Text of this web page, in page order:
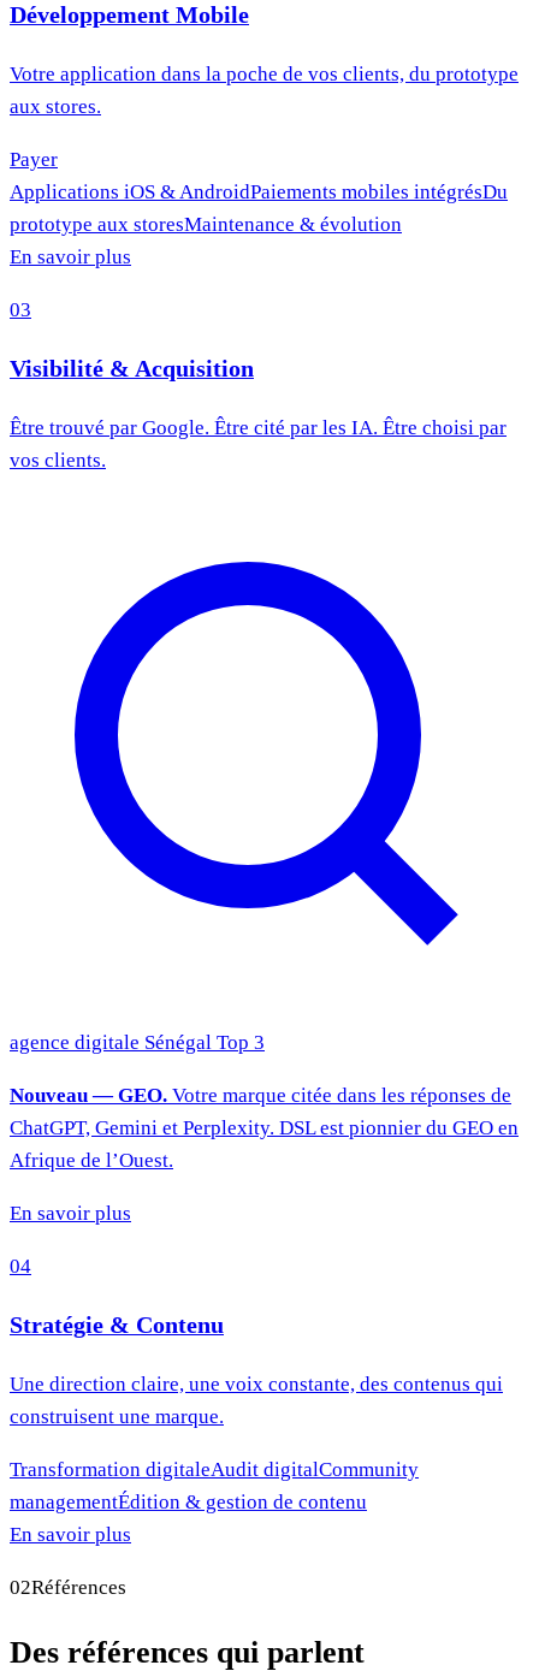
Développement Mobile
Votre application dans la poche de vos clients, du prototype
aux stores.
Payer
Applications iOS & AndroidPaiements mobiles intégrésDu
prototype aux storesMaintenance & évolution
En savoir plus
03
Visibilité & Acquisition
Être trouvé par Google. Être cité par les IA. Être choisi par
vos clients.
agence digitale Sénégal Top 3
Nouveau — GEO. Votre marque citée dans les réponses de
ChatGPT, Gemini et Perplexity. DSL est pionnier du GEO en
Afrique de l’Ouest.
En savoir plus
04
Stratégie & Contenu
Une direction claire, une voix constante, des contenus qui
construisent une marque.
Transformation digitaleAudit digitalCommunity
managementÉdition & gestion de contenu
En savoir plus
02Références
Des références qui parlent